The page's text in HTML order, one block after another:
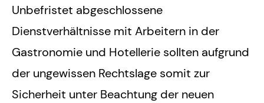
Unbefristet abgeschlossene
Dienstverhältnisse mit Arbeitern in der
Gastronomie und Hotellerie sollten aufgrund
der ungewissen Rechtslage somit zur
Sicherheit unter Beachtung der neuen